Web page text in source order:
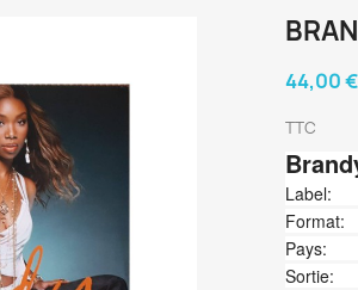
44,00 €
TTC
Label:
Format:
Pays:
Sortie: